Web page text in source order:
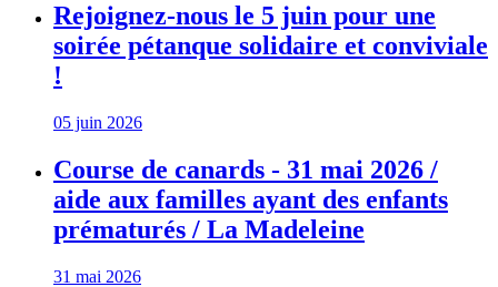
Rejoignez-nous le 5 juin pour une
soirée pétanque solidaire et conviviale
!
05 juin 2026
Course de canards - 31 mai 2026 /
aide aux familles ayant des enfants
prématurés / La Madeleine
31 mai 2026